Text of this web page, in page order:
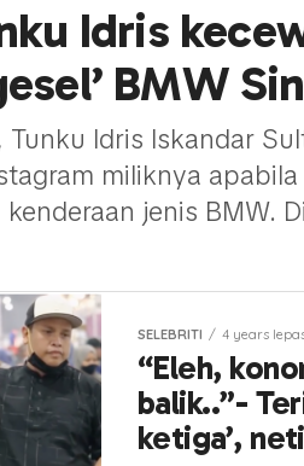
Idris
BMW
Idris Iskandar
miliknya
kenderaan jenis BMW.
SELEBRITI 4 years
“Eleh,
balik..”-
ketiga’,